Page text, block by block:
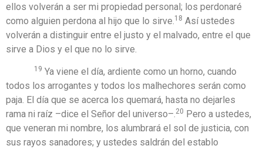
ellos volverán a ser mi propiedad personal; los perdonaré
como alguien perdona al hijo que lo sirve.18 Así ustedes
volverán a distinguir entre el justo y el malvado, entre el que
sirve a Dios y el que no lo sirve.
19 Ya viene el día, ardiente como un horno, cuando
todos los arrogantes y todos los malhechores serán como
paja. El día que se acerca los quemará, hasta no dejarles
rama ni raíz –dice el Señor del universo–.20 Pero a ustedes,
que veneran mi nombre, los alumbrará el sol de justicia, con
sus rayos sanadores; y ustedes saldrán del establo